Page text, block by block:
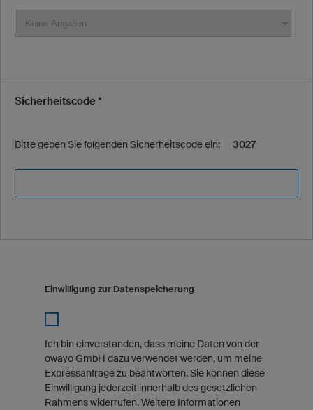
Sicherheitscode *
Bitte geben Sie folgenden Sicherheitscode ein: 3027
Einwilligung zur Datenspeicherung
Ich bin einverstanden, dass meine Daten von der
owayo GmbH dazu verwendet werden, um meine
Expressanfrage zu beantworten. Sie können diese
Einwilligung jederzeit innerhalb des gesetzlichen
Rahmens widerrufen. Weitere Informationen